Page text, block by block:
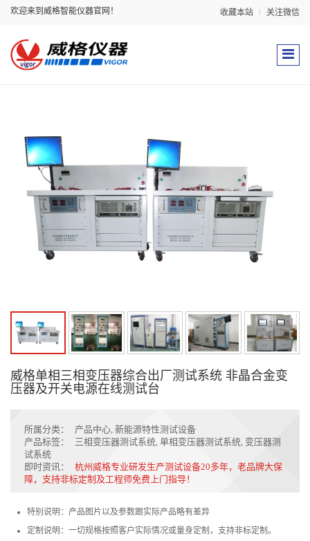
欢迎来到威格智能仪器官网！ 收藏本站 关注微信
威格单相三相变压器综合出厂测试系统 非晶合金变
压器及开关电源在线测试台
所属分类： 产品中心, 新能源特性测试设备
产品标签：
三相变压器测试系统, 单相变压器测试系统, 变压器测
试系统
即时资讯：
杭州威格专业研发生产测试设备20多年，老品牌大保
障，支持非标定制及工程师免费上门指导！
特别说明：产品图片以及参数跟实际产品略有差异
定制说明：一切规格按照客户实际情况或量身定制，支持非标定制。